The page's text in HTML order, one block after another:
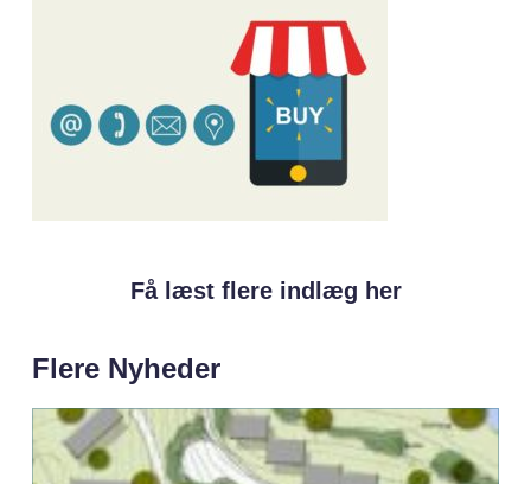
Få læst flere indlæg her
Flere Nyheder